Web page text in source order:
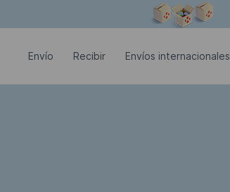
Envío Recibir Envíos internacionales
La ventana modal está abierta